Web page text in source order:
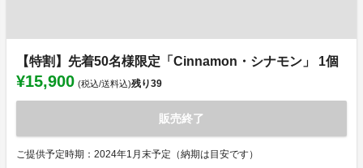
【特割】先着50名様限定「Cinnamon・シナモン」 1個
¥15,900 (税込/送料込)残り39
販売終了
ご提供予定時期：2024年1月末予定（納期は目安です）